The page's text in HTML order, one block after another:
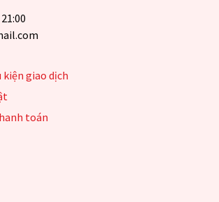
kiện giao dịch
toán